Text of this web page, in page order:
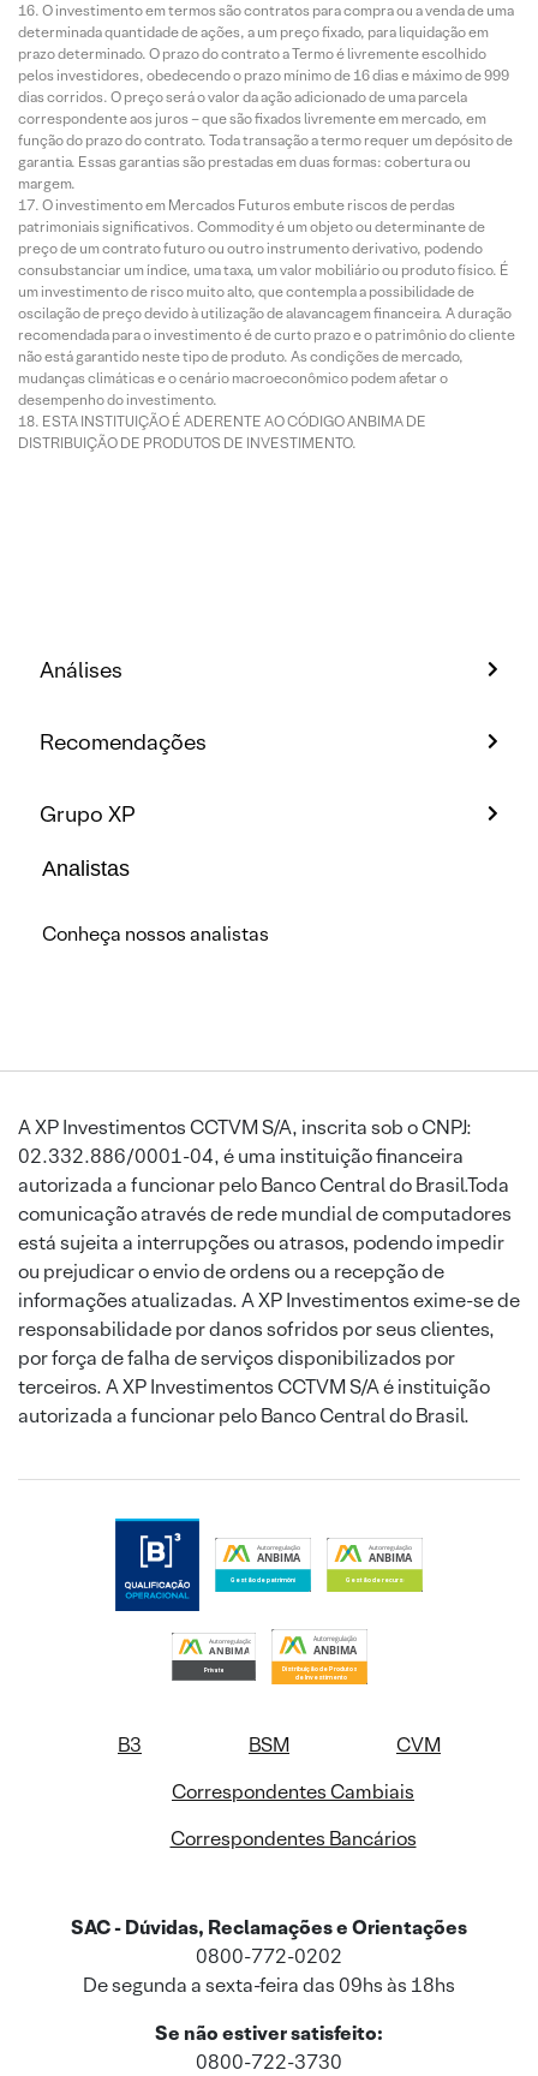
O investimento em termos são contratos para compra ou a venda de uma
determinada quantidade de ações, a um preço fixado, para liquidação em
prazo determinado. O prazo do contrato a Termo é livremente escolhido
pelos investidores, obedecendo o prazo mínimo de 16 dias e máximo de 999
dias corridos. O preço será o valor da ação adicionado de uma parcela
correspondente aos juros – que são fixados livremente em mercado, em
função do prazo do contrato. Toda transação a termo requer um depósito de
garantia. Essas garantias são prestadas em duas formas: cobertura ou
margem.
O investimento em Mercados Futuros embute riscos de perdas
patrimoniais significativos. Commodity é um objeto ou determinante de
preço de um contrato futuro ou outro instrumento derivativo, podendo
consubstanciar um índice, uma taxa, um valor mobiliário ou produto físico. É
um investimento de risco muito alto, que contempla a possibilidade de
oscilação de preço devido à utilização de alavancagem financeira. A duração
recomendada para o investimento é de curto prazo e o patrimônio do cliente
não está garantido neste tipo de produto. As condições de mercado,
mudanças climáticas e o cenário macroeconômico podem afetar o
desempenho do investimento.
ESTA INSTITUIÇÃO É ADERENTE AO CÓDIGO ANBIMA DE
DISTRIBUIÇÃO DE PRODUTOS DE INVESTIMENTO.
Análises
Recomendações
Grupo XP
Analistas
Conheça nossos analistas
A XP Investimentos CCTVM S/A, inscrita sob o CNPJ:
02.332.886/0001-04, é uma instituição financeira
autorizada a funcionar pelo Banco Central do Brasil.Toda
comunicação através de rede mundial de computadores
está sujeita a interrupções ou atrasos, podendo impedir
ou prejudicar o envio de ordens ou a recepção de
informações atualizadas. A XP Investimentos exime-se de
responsabilidade por danos sofridos por seus clientes,
por força de falha de serviços disponibilizados por
terceiros. A XP Investimentos CCTVM S/A é instituição
autorizada a funcionar pelo Banco Central do Brasil.
B3 BSM
CVM
Correspondentes Cambiais
Correspondentes Bancários
SAC - Dúvidas, Reclamações e Orientações
0800-772-0202
De segunda a sexta-feira das 09hs às 18hs
Se não estiver satisfeito:
0800-722-3730